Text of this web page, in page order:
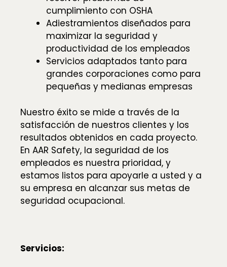
cumplimiento con OSHA
Adiestramientos diseñados para
maximizar la seguridad y
productividad de los empleados
Servicios adaptados tanto para
grandes corporaciones como para
pequeñas y medianas empresas
Nuestro éxito se mide a través de la
satisfacción de nuestros clientes y los
resultados obtenidos en cada proyecto.
En AAR Safety, la seguridad de los
empleados es nuestra prioridad, y
estamos listos para apoyarle a usted y a
su empresa en alcanzar sus metas de
seguridad ocupacional.
Servicios: